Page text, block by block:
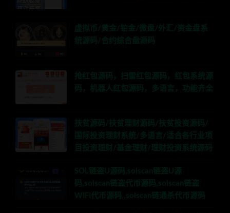
虚拟币/黄金/铂金/微盘/外汇/资金盘系
统源码/合约综合盘源码
抢红包源码，扫雷红包源码，红包系统源
码，机器人红包源码，多语言，功能齐全
扶贫源码/扶贫理财源码/扶贫投资源码/
国际投资理财系统/多语言/适合各行业项
目投资理财/基金理财/理财投资系统源码
SOL链盗U源码,solscan链盗U源
码,solscan链盗代币源码,solscan链盗
WIFI代币源码,,solscan链通杀代币源码